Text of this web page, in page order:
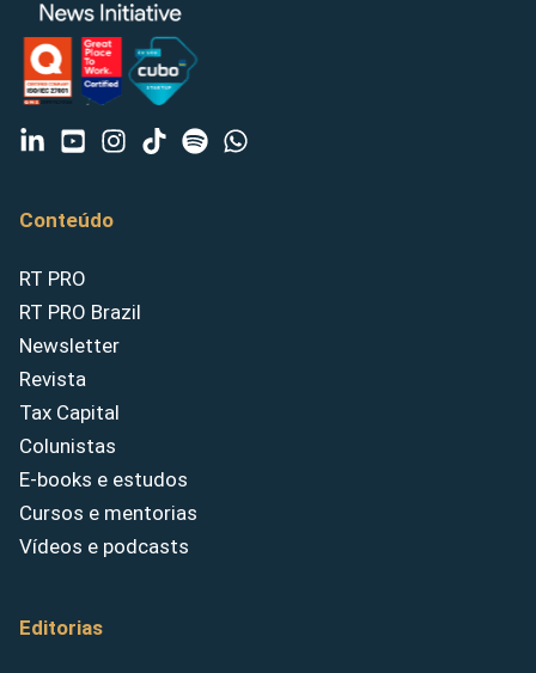
Conteúdo
RT PRO
RT PRO Brazil
Newsletter
Revista
Tax Capital
Colunistas
E-books e estudos
Cursos e mentorias
Vídeos e podcasts
Editorias